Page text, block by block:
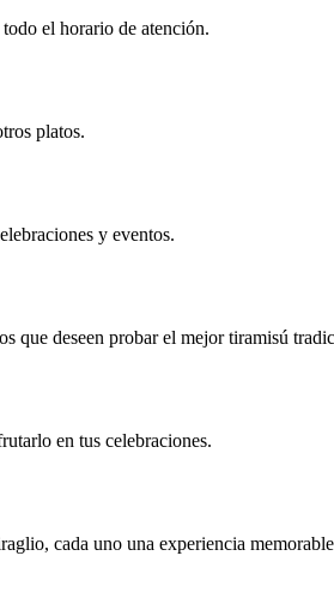
el horario de atención.
platos.
y eventos.
que deseen probar el mejor tiramisú
en tus celebraciones.
cada uno una experiencia